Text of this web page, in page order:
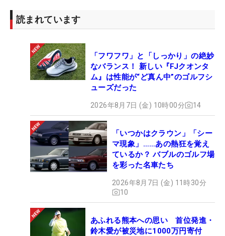
読まれています
「フワフワ」と「しっかり」の絶妙
なバランス！ 新しい『FJクオンタ
ム』は性能が“ど真ん中”のゴルフシ
ューズだった
2026年8月7日 (金) 10時00分 14
「いつかはクラウン」「シー
マ現象」……あの熱狂を覚え
ているか？ バブルのゴルフ場
を彩った名車たち
2026年8月7日 (金) 11時30分
10
あふれる熊本への思い 首位発進・
鈴木愛が被災地に1000万円寄付